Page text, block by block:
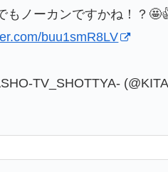
もノーカンですかね！？
buu1smR8LV
TV_SHOTTYA-